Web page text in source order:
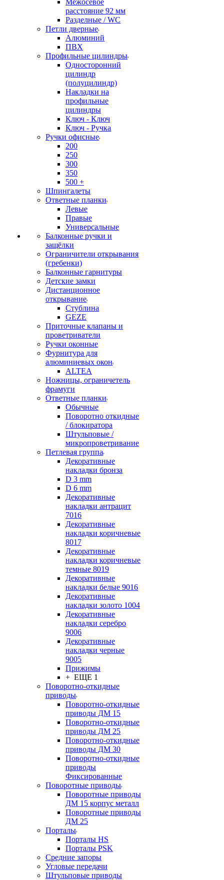
Межосевое
расстояние 92 мм
Разделные / WC
Петли дверные
Алюминий
ПВХ
Профильные цилиндры
Односторонний
цилиндр
(полуцилиндр)
Накладки на
профильные
цилиндры
Ключ - Ключ
Ключ - Ручка
Ручки офисные
200
250
300
350
500 +
Шпингалеты
Ответные планки
Левые
Правые
Универсальные
Балконные ручки и
защёлки
Ограничители открывания
(гребенки)
Балконные гарнитуры
Детские замки
Дистанционное
открывание
Стублина
GEZE
Приточные клапаны и
проветриватели
Ручки оконные
Фурнитура для
алюминиевых окон
ALTEA
Ножницы, ограничетель
фрамуги
Ответные планки
Обычные
Поворотно откидные
/ блокиратора
Штульповые /
микропроветривание
Петлевая группа
Декоративные
накладки бронза
D 3 mm
D 6 mm
Декоративные
накладки антрацит
7016
Декоративные
накладки коричневые
8017
Декоративные
накладки коричневые
темные 8019
Декоративные
накладки белые 9016
Декоративные
накладки золото 1004
Декоративные
накладки серебро
9006
Декоративные
накладки черные
9005
Прижимы
+ ЕЩЕ 1
Поворотно-откидные
приводы
Поворотно-откидные
приводы ДМ 15
Поворотно-откидные
приводы ДМ 25
Поворотно-откидные
приводы ДМ 30
Поворотно-откидные
приводы
Фиксированные
Поворотные приводы
Поворотные приводы
ДМ 15 корпус металл
Поворотные приводы
ДМ 25
Порталы
Порталы HS
Порталы PSK
Средние запоры
Угловые передачи
Штульповые приводы